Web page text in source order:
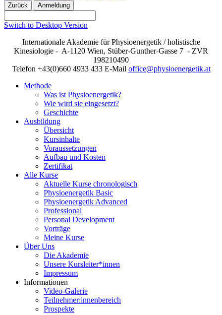
Switch to Desktop Version
Internationale Akademie für Physioenergetik / holistische
Kinesiologie - A-1120 Wien, Stüber-Gunther-Gasse 7 - ZVR
198210490
Telefon +43(0)660 4933 433 E-Mail office@physioenergetik.at
Methode
Was ist Physioenergetik?
Wie wird sie eingesetzt?
Geschichte
Ausbildung
Übersicht
Kursinhalte
Voraussetzungen
Aufbau und Kosten
Zertifikat
Alle Kurse
Aktuelle Kurse chronologisch
Physioenergetik Basic
Physioenergetik Advanced
Professional
Personal Development
Vorträge
Meine Kurse
Über Uns
Die Akademie
Unsere Kursleiter*innen
Impressum
Informationen
Video-Galerie
Teilnehmer:innenbereich
Prospekte